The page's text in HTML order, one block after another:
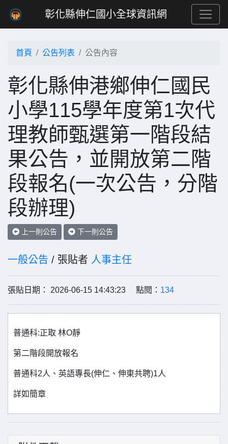
彰化縣伸仁國小全球資訊網
首頁 公告列表 公告內容
彰化縣伸港鄉伸仁國民
小學115學年度第1次代
理教師甄選第一階段結
果公告，並開放第二階
段報名(一次公告，分階
段辦理)
上一則公告 下一則公告
一般公告 / 張貼者 人事主任
張貼日期： 2026-06-15 14:43:23 點閱： 134
普通科:正取 林O靜
第二階段開放報名
普通科2人、英語專長(伸仁、伸東共聘)1人
詳如簡章